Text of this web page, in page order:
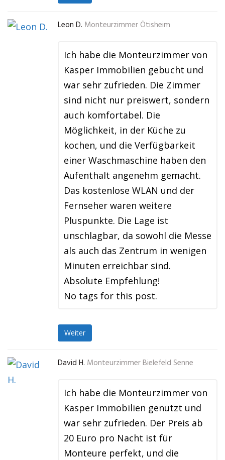
Leon D. Monteurzimmer Ötisheim
Ich habe die Monteurzimmer von
Kasper Immobilien gebucht und
war sehr zufrieden. Die Zimmer
sind nicht nur preiswert, sondern
auch komfortabel. Die
Möglichkeit, in der Küche zu
kochen, und die Verfügbarkeit
einer Waschmaschine haben den
Aufenthalt angenehm gemacht.
Das kostenlose WLAN und der
Fernseher waren weitere
Pluspunkte. Die Lage ist
unschlagbar, da sowohl die Messe
als auch das Zentrum in wenigen
Minuten erreichbar sind.
Absolute Empfehlung!
No tags for this post.
Weiter
David H. Monteurzimmer Bielefeld Senne
Ich habe die Monteurzimmer von
Kasper Immobilien genutzt und
war sehr zufrieden. Der Preis ab
20 Euro pro Nacht ist für
Monteure perfekt, und die